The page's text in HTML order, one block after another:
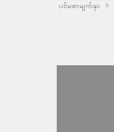
ပင်မစာမျက်နှာ